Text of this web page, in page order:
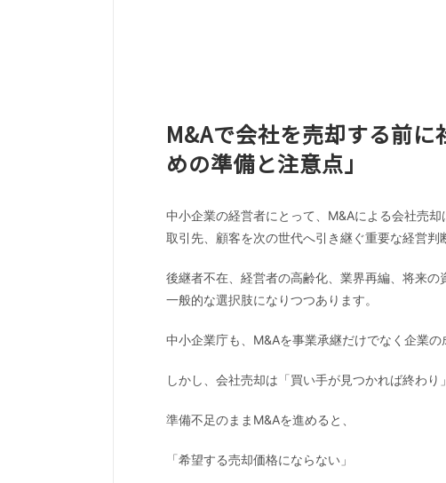
M&Aで会社を売却する前
めの準備と注意点」
中小企業の経営者にとって、M&Aによる会社売
取引先、顧客を次の世代へ引き継ぐ重要な経営判
後継者不在、経営者の高齢化、業界再編、将来
一般的な選択肢になりつつあります。
中小企業庁も、M&Aを事業承継だけでなく企業
しかし、会社売却は「買い手が見つかれば終わり
準備不足のままM&Aを進めると、
「希望する売却価格にならない」